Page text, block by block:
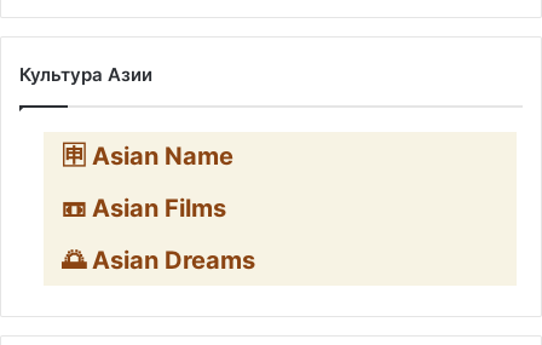
Культура Азии
🈸 Asian Name
📼 Asian Films
🌅 Asian Dreams